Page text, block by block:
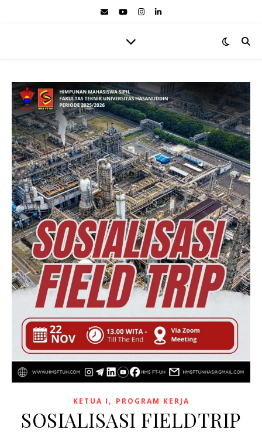
KETUA I , PROGRAM KERJA
SOSIALISASI FIELDTRIP